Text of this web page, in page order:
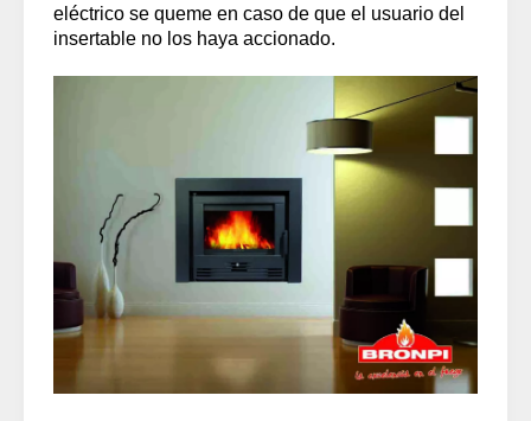
eléctrico se queme en caso de que el usuario del
insertable no los haya accionado.